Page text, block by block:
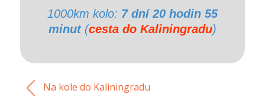
1000km kolo: 7 dní 20 hodin 55
minut(cesta do Kaliningradu)
Na kole do Kaliningradu